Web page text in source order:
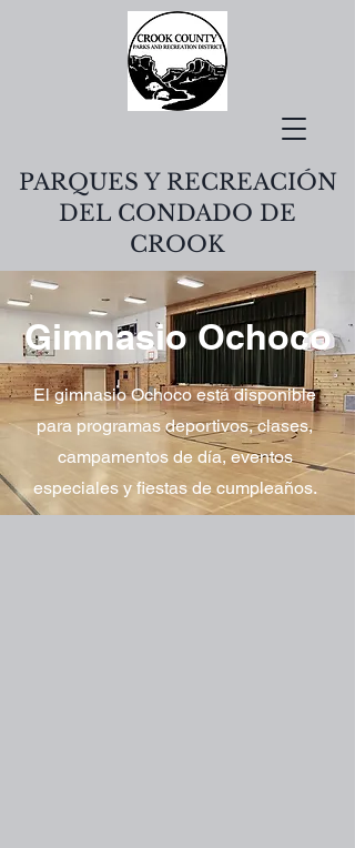
PARQUES Y RECREACIÓN
DEL CONDADO DE
CROOK
Gimnasio Ochoco
El gimnasio Ochoco está disponible
para programas deportivos, clases,
campamentos de día, eventos
especiales y fiestas de cumpleaños.